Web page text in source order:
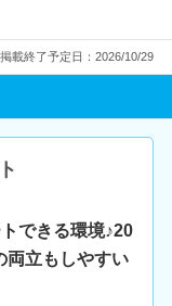
掲載終了予定日：2026/10/29
できる環境♪20
両立もしやすい